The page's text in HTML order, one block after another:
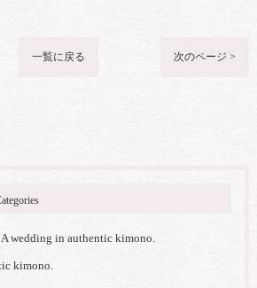
一覧に戻る 次のページ >
wedding in authentic kimono.
kimono.